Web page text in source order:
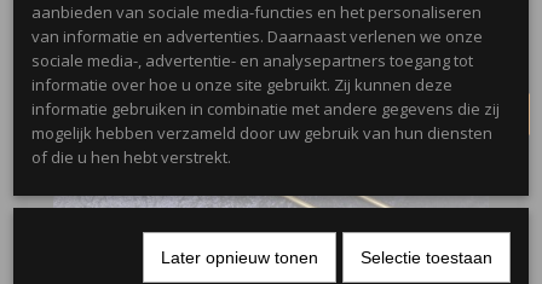
VERKOCHT
aanbieden van sociale media-functies en het personaliseren
van informatie en advertenties. Daarnaast verlenen we onze
sociale media-, advertentie- en analysepartners toegang tot
informatie over hoe u onze site gebruikt. Zij kunnen deze
informatie gebruiken in combinatie met andere gegevens die zij
mogelijk hebben verzameld door uw gebruik van hun diensten
of die u hen hebt verstrekt.
Later opnieuw tonen Selectie toestaan